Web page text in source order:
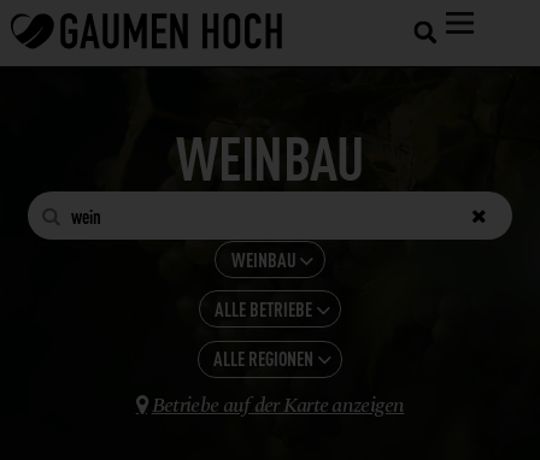
WEINBAU


WEINBAU 
ALLE KATEGORIEN
GASTRONOMIE
HOTELS
ALLE BETRIEBE 
WEIN
ALLE REGIONEN 
BURGENLAND
 Betriebe auf der Karte anzeigen